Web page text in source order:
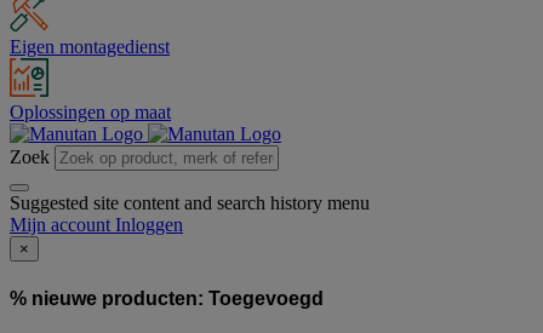
Eigen montagedienst
Oplossingen op maat
Zoek
Suggested site content and search history menu
Mijn account Inloggen
×
% nieuwe producten: Toegevoegd